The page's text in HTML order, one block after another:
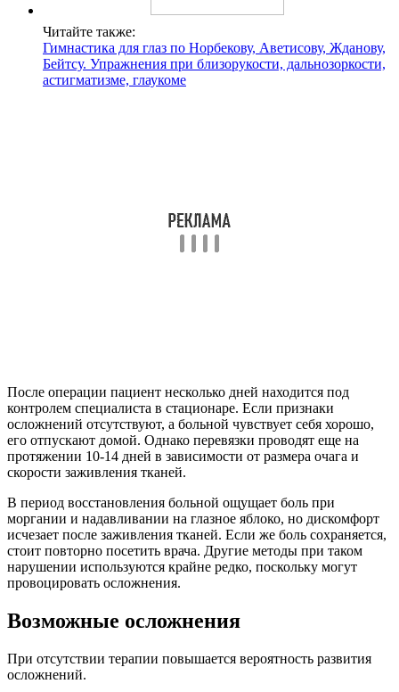
Читайте также:
Гимнастика для глаз по Норбекову, Аветисову, Жданову,
Бейтсу. Упражнения при близорукости, дальнозоркости,
астигматизме, глаукоме
После операции пациент несколько дней находится под
контролем специалиста в стационаре. Если признаки
осложнений отсутствуют, а больной чувствует себя хорошо,
его отпускают домой. Однако перевязки проводят еще на
протяжении 10-14 дней в зависимости от размера очага и
скорости заживления тканей.
В период восстановления больной ощущает боль при
моргании и надавливании на глазное яблоко, но дискомфорт
исчезает после заживления тканей. Если же боль сохраняется,
стоит повторно посетить врача. Другие методы при таком
нарушении используются крайне редко, поскольку могут
провоцировать осложнения.
Возможные осложнения
При отсутствии терапии повышается вероятность развития
осложнений.